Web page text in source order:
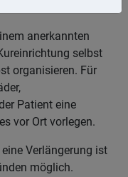
anerkannten
selbst
organisieren. Für
Patient eine
vor Ort vorlegen.
Verlängerung ist
möglich.